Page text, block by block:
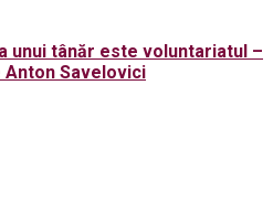
unui tânăr este voluntariatul –
Savelovici